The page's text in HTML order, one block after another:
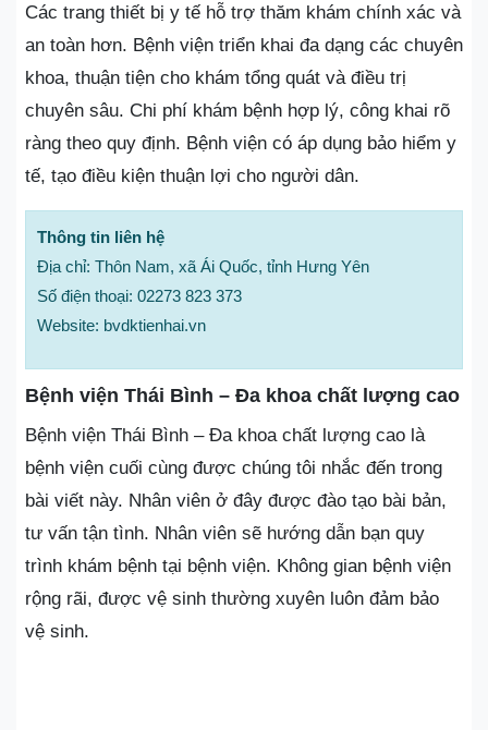
Các trang thiết bị y tế hỗ trợ thăm khám chính xác và
an toàn hơn. Bệnh viện triển khai đa dạng các chuyên
khoa, thuận tiện cho khám tổng quát và điều trị
chuyên sâu. Chi phí khám bệnh hợp lý, công khai rõ
ràng theo quy định. Bệnh viện có áp dụng bảo hiểm y
tế, tạo điều kiện thuận lợi cho người dân.
Thông tin liên hệ
Địa chỉ: Thôn Nam, xã Ái Quốc, tỉnh Hưng Yên
Số điện thoại: 02273 823 373
Website: bvdktienhai.vn
Bệnh viện Thái Bình – Đa khoa chất lượng cao
Bệnh viện Thái Bình – Đa khoa chất lượng cao là
bệnh viện cuối cùng được chúng tôi nhắc đến trong
bài viết này. Nhân viên ở đây được đào tạo bài bản,
tư vấn tận tình. Nhân viên sẽ hướng dẫn bạn quy
trình khám bệnh tại bệnh viện. Không gian bệnh viện
rộng rãi, được vệ sinh thường xuyên luôn đảm bảo
vệ sinh.